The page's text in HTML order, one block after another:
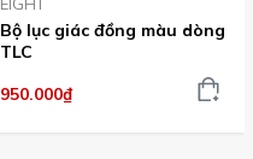
EIGHT
Bộ lục giác đồng màu dòng
TLC
950.000₫